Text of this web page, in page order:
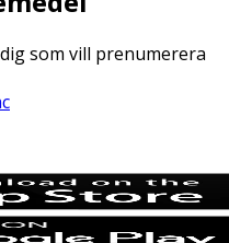
som vill prenumerera